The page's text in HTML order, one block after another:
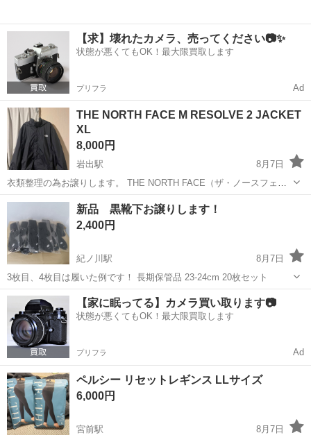
【求】壊れたカメラ、売ってください📷✨
状態が悪くてもOK！最大限買取します
プリフラ Ad
THE NORTH FACE M RESOLVE 2 JACKET
XL
8,000円
岩出駅
8月7日
衣類整理の為お譲りします。 THE NORTH FACE（ザ・ノースフェイ
ス）の定番マウンテンパーカー「M RESOLVE 2 JACKET（リゾルブ
2 ジャケット）」です。 海外限定のインポート（並行輸入）モデルと
なり...
和歌山 岩出市 岩出駅 ジャケット
新品 黒靴下お譲りします！
2,400円
紀ノ川駅
8月7日
3枚目、4枚目は履いた例です！ 長期保管品 23-24cm 20枚セット
和歌山 和歌山市 紀ノ川駅 その他 譲り
【家に眠ってる】カメラ買い取ります📷
状態が悪くてもOK！最大限買取します
プリフラ Ad
ペルシー リセットレギンス LLサイズ
6,000円
宮前駅
8月7日